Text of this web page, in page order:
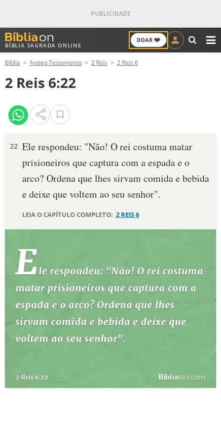
BÍBLIA SAGRADA ONLINE
DOAR ❤️
ANTIGO TESTAMENTO
NOVO TESTAMENTO
VERSÍCULOS
PALAVRA DO DIA
SALMO DO DIA
DEVOCIONAL DIÁRIO
ESTUDOS BÍBLICOS
ESBOÇOS DE PREGAÇÃO
TEMAS
PERGUNTE À BÍBLIA IA
QUEM SOMOS
Bíblia Antigo Testamento 2 Reis 2 Reis 6
2 Reis 6:22
22 Ele respondeu: "Não! O rei costuma matar
prisioneiros que captura com a espada e o
arco? Ordena que lhes sirvam comida e bebida
e deixe que voltem ao seu se­nhor".
LEIA O CAPÍTULO COMPLETO: 2 REIS 6